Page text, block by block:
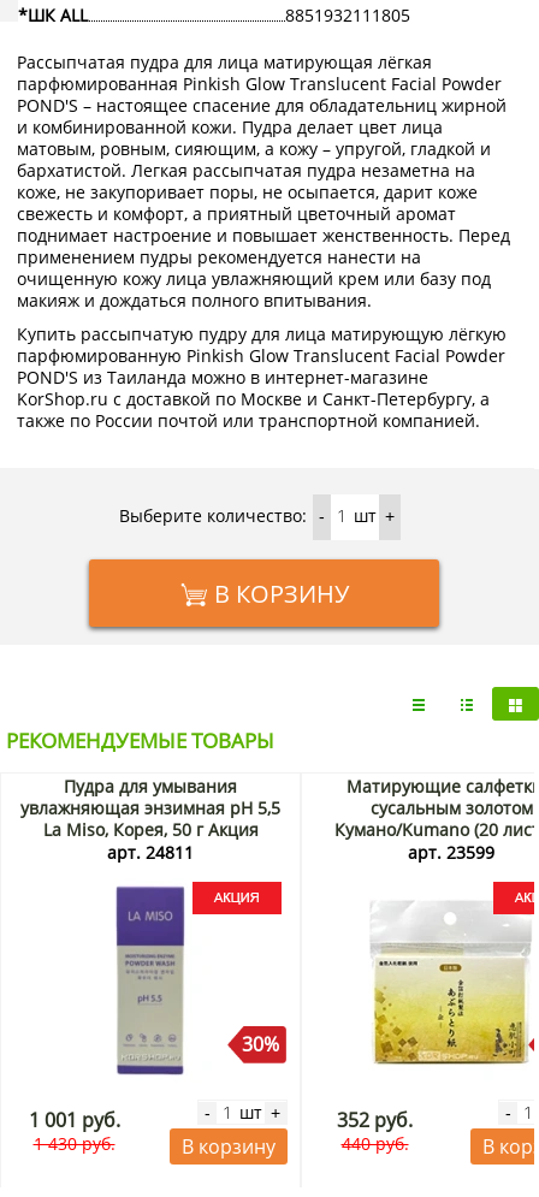
*ШК ALL
8851932111805
Рассыпчатая пудра для лица матирующая лёгкая
парфюмированная Pinkish Glow Translucent Facial Powder
POND'S – настоящее спасение для обладательниц жирной
и комбинированной кожи. Пудра делает цвет лица
матовым, ровным, сияющим, а кожу – упругой, гладкой и
бархатистой. Легкая рассыпчатая пудра незаметна на
коже, не закупоривает поры, не осыпается, дарит коже
свежесть и комфорт, а приятный цветочный аромат
поднимает настроение и повышает женственность. Перед
применением пудры рекомендуется нанести на
очищенную кожу лица увлажняющий крем или базу под
макияж и дождаться полного впитывания.
Купить рассыпчатую пудру для лица матирующую лёгкую
парфюмированную Pinkish Glow Translucent Facial Powder
POND'S из Таиланда можно в интернет-магазине
KorShop.ru с доставкой по Москве и Санкт-Петербургу, а
также по России почтой или транспортной компанией.
Выберите количество: - шт +
В КОРЗИНУ
РЕКОМЕНДУЕМЫЕ ТОВАРЫ
Пудра для умывания
увлажняющая энзимная pH 5,5
La Miso, Корея, 50 г Акция
арт. 24811
30%
1 001 руб.
1 430 руб.
- шт +
В корзину
Матирующие
сусальным золотом
Кумано/Kumano (20
Япония Акция
арт. 23599
352 руб.
440 руб.
-
В